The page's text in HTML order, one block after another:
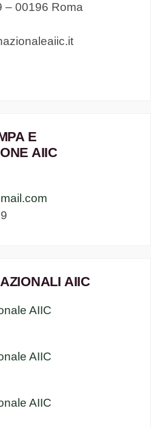
– 00196 Roma
E
AIIC
AIIC
AIIC
AIIC
AIIC